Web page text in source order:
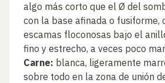
algo más corto que el Ø del
con la base afinada o fusiforme,
escamas floconosas bajo el
fino y estrecho, a veces poco
Carne: blanca, ligeramente
sobre todo en la zona de unión